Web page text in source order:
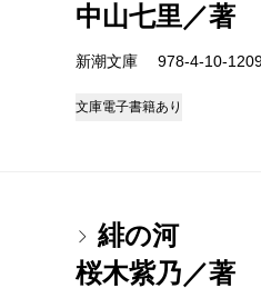
中山七里／著
新潮文庫 978-4-10-
文庫電子書籍あり
緋の河
桜木紫乃／著